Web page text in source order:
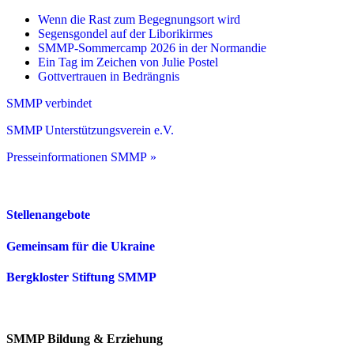
Wenn die Rast zum Begegnungsort wird
Segensgondel auf der Liborikirmes
SMMP-Sommercamp 2026 in der Normandie
Ein Tag im Zeichen von Julie Postel
Gottvertrauen in Bedrängnis
SMMP verbindet
SMMP Unterstützungsverein e.V.
Presseinformationen SMMP »
Stellenangebote
Gemeinsam für die Ukraine
Bergkloster Stiftung SMMP
SMMP Bildung & Erziehung